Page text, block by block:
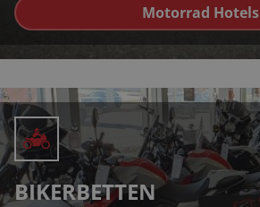
Motorrad Hotels
BIKERBETTEN